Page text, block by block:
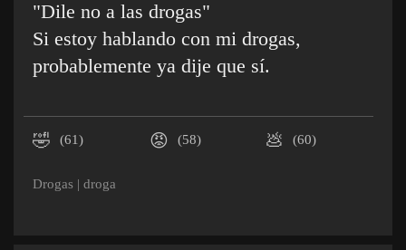
"Dile no a las drogas"
Si estoy hablando con mi drogas,
probablemente ya dije que sí.
🤣 (61) 😡 (58) 💩 (60)
Drogas | droga